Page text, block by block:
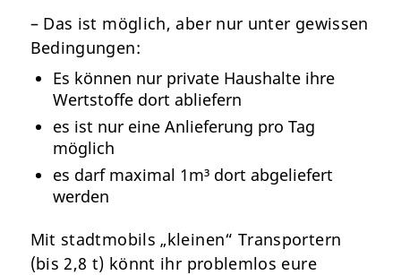
– Das ist möglich, aber nur unter gewissen
Bedingungen:
Es können nur private Haushalte ihre
Wertstoffe dort abliefern
es ist nur eine Anlieferung pro Tag
möglich
es darf maximal 1m³ dort abgeliefert
werden
Mit stadtmobils „kleinen“ Transportern
(bis 2,8 t) könnt ihr problemlos eure